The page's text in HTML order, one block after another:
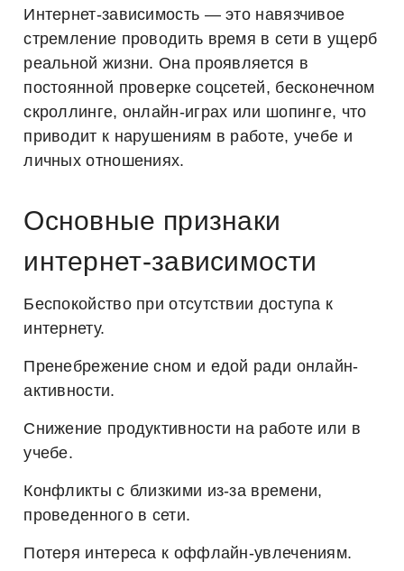
Интернет-зависимость — это навязчивое
стремление проводить время в сети в ущерб
реальной жизни. Она проявляется в
постоянной проверке соцсетей, бесконечном
скроллинге, онлайн-играх или шопинге, что
приводит к нарушениям в работе, учебе и
личных отношениях.
Основные признаки
интернет-зависимости
Беспокойство при отсутствии доступа к
интернету.
Пренебрежение сном и едой ради онлайн-
активности.
Снижение продуктивности на работе или в
учебе.
Конфликты с близкими из-за времени,
проведенного в сети.
Потеря интереса к оффлайн-увлечениям.